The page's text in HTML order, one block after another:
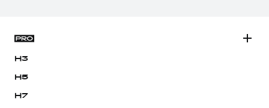
H3
H5
H7